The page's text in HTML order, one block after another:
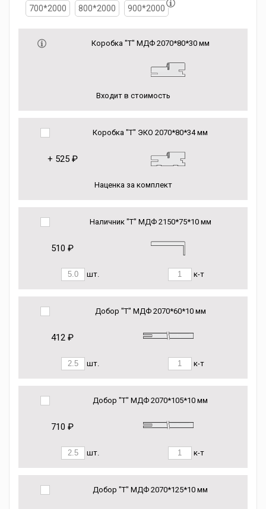
700*2000 800*2000 900*2000
Коробка "Т" МДФ 2070*80*30 мм
Входит в стоимость
Коробка "Т" ЭКО 2070*80*34 мм
+ 525 ₽
Наценка за комплект
Наличник "Т" МДФ 2150*75*10 мм
510 ₽
шт. к-т
Добор "Т" МДФ 2070*60*10 мм
412 ₽
шт. к-т
Добор "Т" МДФ 2070*105*10 мм
710 ₽
шт. к-т
Добор "Т" МДФ 2070*125*10 мм